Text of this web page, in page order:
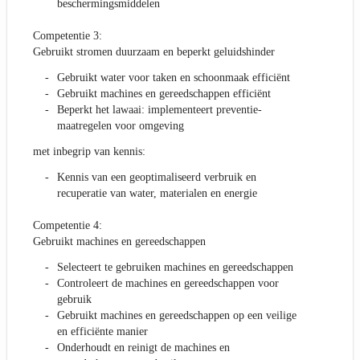
beschermingsmiddelen
Competentie 3:
Gebruikt stromen duurzaam en beperkt geluidshinder
Gebruikt water voor taken en schoonmaak efficiënt
Gebruikt machines en gereedschappen efficiënt
Beperkt het lawaai: implementeert preventie-
maatregelen voor omgeving
met inbegrip van kennis:
Kennis van een geoptimaliseerd verbruik en
recuperatie van water, materialen en energie
Competentie 4:
Gebruikt machines en gereedschappen
Selecteert te gebruiken machines en gereedschappen
Controleert de machines en gereedschappen voor
gebruik
Gebruikt machines en gereedschappen op een veilige
en efficiënte manier
Onderhoudt en reinigt de machines en